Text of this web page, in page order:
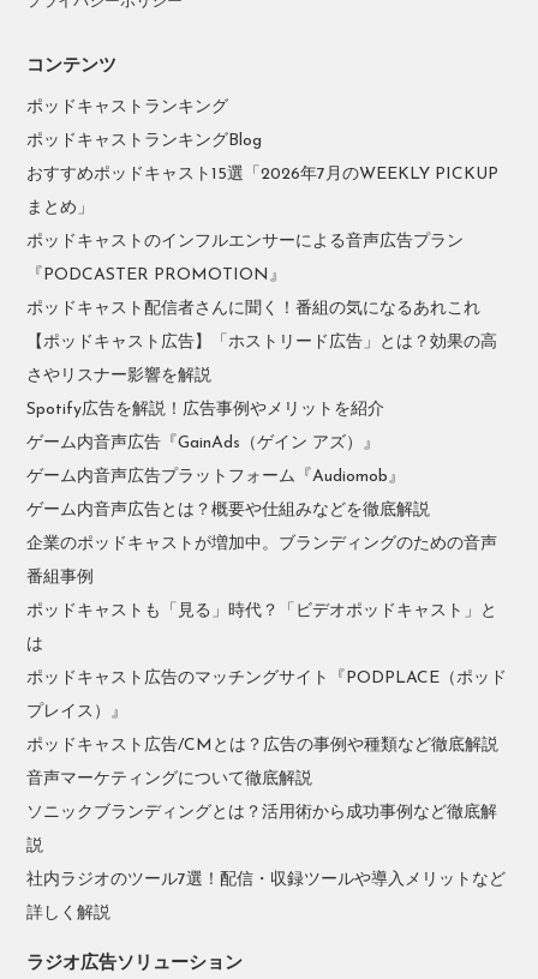
コンテンツ
ポッドキャストランキング
ポッドキャストランキングBlog
おすすめポッドキャスト15選「2026年7月のWEEKLY PICKUP
まとめ」
ポッドキャストのインフルエンサーによる音声広告プラン
『PODCASTER PROMOTION』
ポッドキャスト配信者さんに聞く！番組の気になるあれこれ
【ポッドキャスト広告】「ホストリード広告」とは？効果の高
さやリスナー影響を解説
Spotify広告を解説！広告事例やメリットを紹介
ゲーム内音声広告『GainAds（ゲイン アズ）』
ゲーム内音声広告プラットフォーム『Audiomob』
ゲーム内音声広告とは？概要や仕組みなどを徹底解説
企業のポッドキャストが増加中。ブランディングのための音声
番組事例
ポッドキャストも「見る」時代？「ビデオポッドキャスト」と
は
ポッドキャスト広告のマッチングサイト『PODPLACE（ポッド
プレイス）』
ポッドキャスト広告/CMとは？広告の事例や種類など徹底解説
音声マーケティングについて徹底解説
ソニックブランディングとは？活用術から成功事例など徹底解
説
社内ラジオのツール7選！配信・収録ツールや導入メリットなど
詳しく解説
ラジオ広告ソリューション